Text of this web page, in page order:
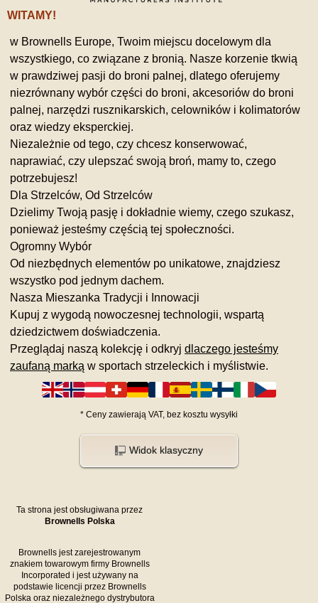
WITAMY!
w Brownells Europe, Twoim miejscu docelowym dla
wszystkiego, co związane z bronią. Nasze korzenie tkwią
w prawdziwej pasji do broni palnej, dlatego oferujemy
niezrównany wybór części do broni, akcesoriów do broni
palnej, narzędzi rusznikarskich, celowników i kolimatorów
oraz wiedzy eksperckiej.
Niezależnie od tego, czy chcesz konserwować,
naprawiać, czy ulepszać swoją broń, mamy to, czego
potrzebujesz!
Dla Strzelców, Od Strzelców
Dzielimy Twoją pasję i dokładnie wiemy, czego szukasz,
ponieważ jesteśmy częścią tej społeczności.
Ogromny Wybór
Od niezbędnych elementów po unikatowe, znajdziesz
wszystko pod jednym dachem.
Nasza Mieszanka Tradycji i Innowacji
Kupuj z wygodą nowoczesnej technologii, wspartą
dziedzictwem doświadczenia.
Przeglądaj naszą kolekcję i odkryj dlaczego jesteśmy
zaufaną marką w sportach strzeleckich i myślistwie.
* Ceny zawierają VAT, bez kosztu wysyłki
Widok klasyczny
Ta strona jest obsługiwana przez
Brownells Polska
Brownells jest zarejestrowanym
znakiem towarowym firmy Brownells
Incorporated i jest używany na
podstawie licencji przez Brownells
Polska oraz niezależnego dystrybutora